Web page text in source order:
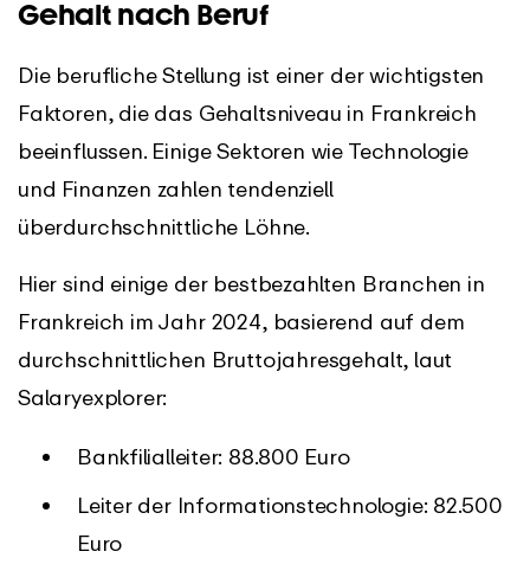
Gehalt nach Beruf
Die berufliche Stellung ist einer der wichtigsten
Faktoren, die das Gehaltsniveau in Frankreich
beeinflussen. Einige Sektoren wie Technologie
und Finanzen zahlen tendenziell
überdurchschnittliche Löhne.
Hier sind einige der bestbezahlten Branchen in
Frankreich im Jahr 2024, basierend auf dem
durchschnittlichen Bruttojahresgehalt, laut
Salaryexplorer:
Bankfilialleiter: 88.800 Euro
Leiter der Informationstechnologie: 82.500
Euro